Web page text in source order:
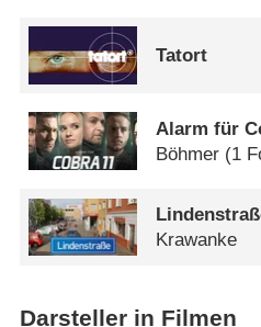
Tatort
Alarm für
Böhmer (1
Krawanke
Darsteller in Filmen